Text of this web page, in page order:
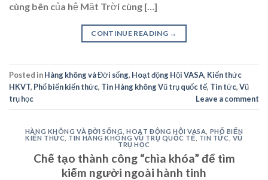
cùng bên của hệ Mặt Trời cùng […]
CONTINUE READING →
Posted inHàng không và Đời sống, Hoạt động Hội VASA, Kiến thức
HKVT, Phổ biến kiến thức, Tin Hàng không Vũ trụ quốc tế, Tin tức,Vũ
trụ học
Leave a comment
HÀNG KHÔNG VÀ ĐỜI SỐNG ,HOẠT ĐỘNG HỘI VASA PHỔ BIẾN
KIẾN THỨC
TIN HÀNG KHÔNG VŨ TRỤ QUỐC TẾ TIN TỨC
VŨ
TRỤ HỌC
Chế tạo thành công “chìa khóa” để tìm
kiếm người ngoài hành tinh